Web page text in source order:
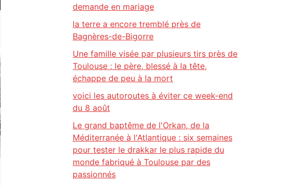
demande en mariage
la terre a encore tremblé près de
Bagnères-de-Bigorre
Une famille visée par plusieurs tirs près de
Toulouse : le père, blessé à la tête,
échappe de peu à la mort
voici les autoroutes à éviter ce week-end
du 8 août
Le grand baptême de l'Orkan, de la
Méditerranée à l'Atlantique : six semaines
pour tester le drakkar le plus rapide du
monde fabriqué à Toulouse par des
passionnés